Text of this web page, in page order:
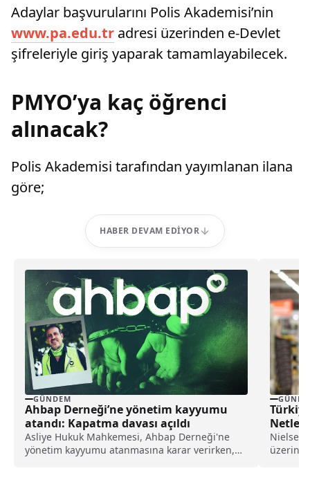
Adaylar başvurularını Polis Akademisi’nin
www.pa.edu.tr adresi üzerinden e-Devlet
şifreleriyle giriş yaparak tamamlayabilecek.
PMYO’ya kaç öğrenci
alınacak?
Polis Akademisi tarafından yayımlanan ilana
göre;
HABER DEVAM EDIYOR
GÜNDEM
Ahbap Derneği’ne yönetim kayyumu
atandı: Kapatma davası açıldı
Asliye Hukuk Mahkemesi, Ahbap Derneği'ne
yönetim kayyumu atanmasına karar verirken,
üzerine